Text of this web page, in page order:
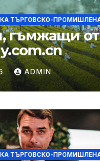
ТЪРГОВСКО-
гъмжащи от
ADMIN
ТЪРГОВСКО-